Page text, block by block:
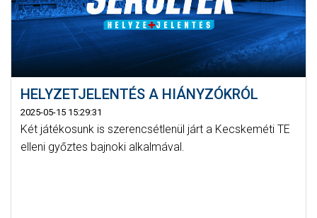
HELYZETJELENTÉS A HIÁNYZÓKRÓL
2025-05-15 15:29:31
Két játékosunk is szerencsétlenül járt a Kecskeméti TE
elleni győztes bajnoki alkalmával.